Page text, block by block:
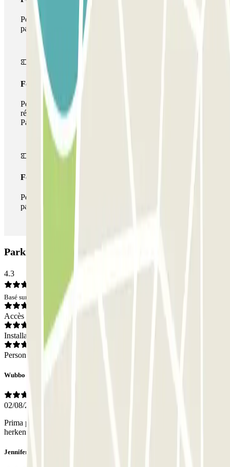
Pendant votre séjour, vous ne pourrez entrer et sortir du
parking qu'une seule fois
Forfait de stationnement multiple
Pendant votre séjour, vous pouvez utiliser l'ensemble du
réseau de parkings de cet opérateur disponible sur
Parclick.
Forfait illimité
Pendant votre séjour, vous pouvez entrer et sortir du
parking aussi souvent que vous le souhaitez.
Parking SABA BAMSA Francesc Cambó: Avis
4.3
Basé sur 81 avis
Accès
Installations
Personnel
Wubbo
02/08/2026
Prima parkeerplek in Barcelona, helaas werkte de nummerbord
herkenning niet maar dat werd goed opgelost door het personeel.
Jennifer